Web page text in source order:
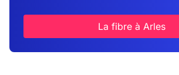
La fibre à Arles